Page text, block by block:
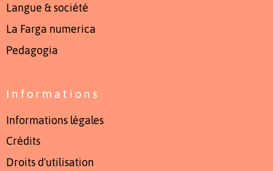
Langue & société
La Farga numerica
Pedagogia
Informations
Informations légales
Crédits
Droits d'utilisation